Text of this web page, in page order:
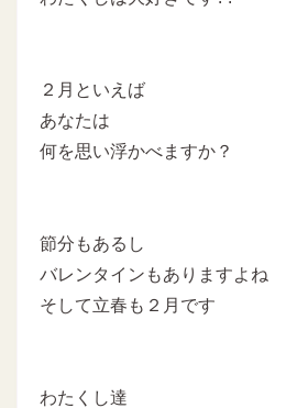
２月といえば
あなたは
何を思い浮かべますか？
節分もあるし
バレンタインもありますよね
そして立春も２月です
わたくし達